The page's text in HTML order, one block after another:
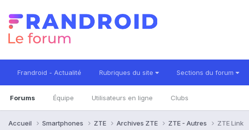
Frandroid - Actualité Rubriques du site Sections du forum
Forums Équipe Utilisateurs en ligne Clubs
Accueil Smartphones ZTE Archives ZTE ZTE - Autres ZTE Link